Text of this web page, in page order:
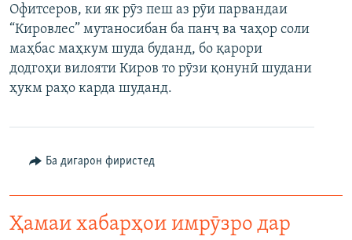
Офитсеров, ки як рӯз пеш аз рӯи парвандаи
“Кировлес” мутаносибан ба панҷ ва чаҳор соли
маҳбас маҳкум шуда буданд, бо қарори
додгоҳи вилояти Киров то рӯзи қонунӣ шудани
ҳукм раҳо карда шуданд.
Ба дигарон фиристед
Ҳамаи хабарҳои имрӯзро дар